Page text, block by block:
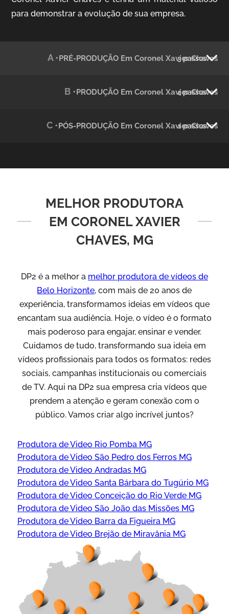
Green Process
para demonstrar a evolução de sua empresa.
A •PRÉ-PRODUÇÃO Em Coronel Xavier Chaves
3 passos
B •PRODUÇÃO Em Coronel Xavier Chaves
4 passos
C •PÓS-PRODUÇÃO Em Coronel Xavier Chaves
1 passos
MELHOR PRODUTORA
EM CORONEL XAVIER
CHAVES, MG
DP2 é a melhor a melhor produtora de vídeos de
Belo Horizonte, com mais de 20 anos de
experiência, transformamos ideias em vídeos que
encantam sua audiência. Hoje, o vídeo é o formato
mais poderoso para engajar, ensinar e vender.
Cuidamos de tudo, transformando sua ideia em
vídeos profissionais para todos os formatos: redes
sociais, campanhas institucionais ou comerciais
de TV. Aqui na DP2 sua empresa cria vídeos que
prendem a atenção e geram conexão com o
público. Vamos criar algo incrível juntos?
Produtora de Video Rio Pomba MG
Produtora de Video São Pedro dos Ferros MG
Produtora de Video Andradas MG
Produtora de Video Santa Bárbara do Tugúrio MG
Produtora de Video Conceição do Rio Verde MG
Produtora de Video São João das Missões MG
Produtora de Video Barra da Figueira MG
Produtora de Video Brejão de Miravânia MG